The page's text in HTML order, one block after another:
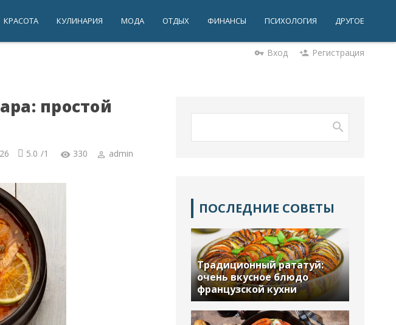
КРАСОТА КУЛИНАРИЯ МОДА ОТДЫХ ФИНАНСЫ ПСИХОЛОГИЯ ДРУГОЕ
vpn_key Вход person_add Регистрация
простой
5.0 /1 330 admin
ПОСЛЕДНИЕ СОВЕТЫ
Традиционный рататуй:
очень вкусное блюдо
французской кухни